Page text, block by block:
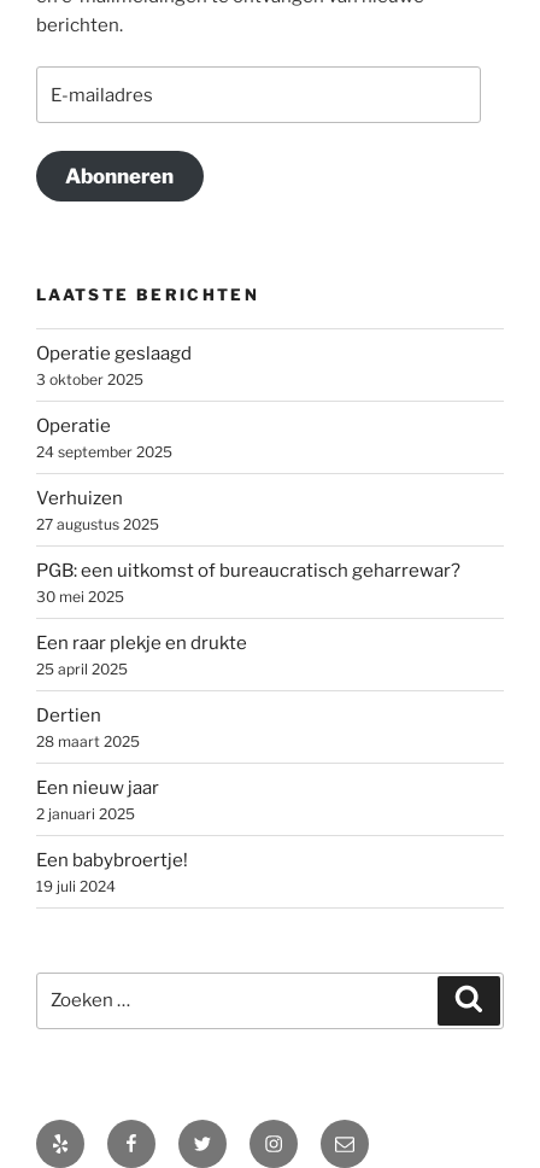
berichten.
Abonneren
LAATSTE BERICHTEN
Operatie geslaagd
3 oktober 2025
Operatie
24 september 2025
Verhuizen
27 augustus 2025
PGB: een uitkomst of bureaucratisch geharrewar?
30 mei 2025
Een raar plekje en drukte
25 april 2025
Dertien
28 maart 2025
Een nieuw jaar
2 januari 2025
Een babybroertje!
19 juli 2024
naar:
Yelp FacebookTwitter Instagram
E-